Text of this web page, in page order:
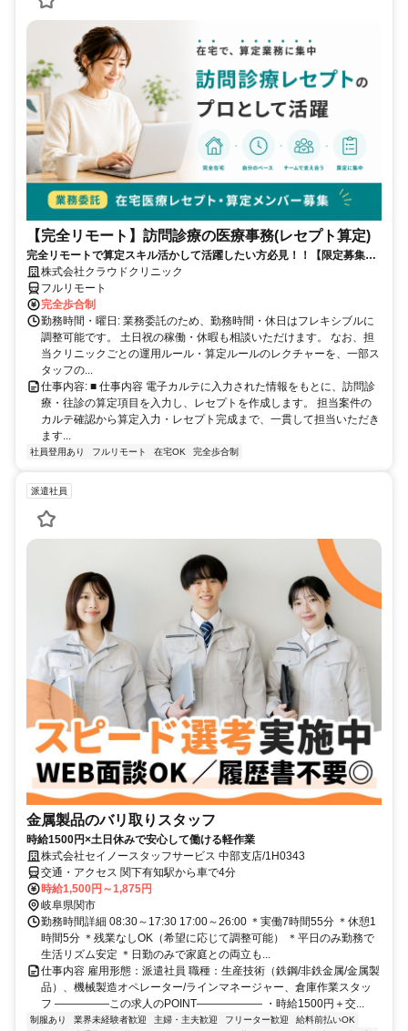
【完全リモート】訪問診療の医療事務(レセプト算定)
完全リモートで算定スキル活かして活躍したい方必見！！【限定募集】
完全リモート｜在宅医療レセプト算定（成果報酬型／業務委託）
株式会社クラウドクリニック
フルリモート
完全歩合制
勤務時間・曜日: 業務委託のため、勤務時間・休日はフレキシブルに
調整可能です。 土日祝の稼働・休暇も相談いただけます。 なお、担
当クリニックごとの運用ルール・算定ルールのレクチャーを、一部ス
タッフの...
仕事内容: ■ 仕事内容 電子カルテに入力された情報をもとに、訪問診
療・往診の算定項目を入力し、レセプトを作成します。 担当案件の
カルテ確認から算定入力・レセプト完成まで、一貫して担当いただき
ます...
社員登用あり フルリモート 在宅OK 完全歩合制
派遣社員
金属製品のバリ取りスタッフ
時給1500円×土日休みで安心して働ける軽作業
株式会社セイノースタッフサービス 中部支店/1H0343
交通・アクセス 関下有知駅から車で4分
時給1,500円～1,875円
岐阜県関市
勤務時間詳細 08:30～17:30 17:00～26:00 ＊実働7時間55分 ＊休憩1
時間5分 ＊残業なしOK（希望に応じて調整可能） ＊平日のみ勤務で
生活リズム安定 ＊日勤のみで家庭との両立も...
仕事内容 雇用形態：派遣社員 職種：生産技術（鉄鋼/非鉄金属/金属製
品）、機械製造オペレーター/ラインマネージャー、倉庫作業スタッ
フ ―――――この求人のPOINT―――――― ・時給1500円＋交...
制服あり 業界未経験者歓迎 主婦・主夫歓迎 フリーター歓迎
給料前払いOK